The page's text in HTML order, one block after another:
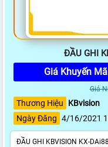
ĐẦU GHI
Giá Khuyến
Giá
Thương Hiệu
KBvision
Ngày Đăng 4/16/2021
ĐẦU GHI KBVISION KX-